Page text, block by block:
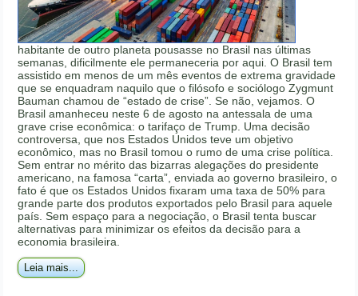
habitante de outro planeta pousasse no Brasil nas últimas
semanas, dificilmente ele permaneceria por aqui. O Brasil tem
assistido em menos de um mês eventos de extrema gravidade
que se enquadram naquilo que o filósofo e sociólogo Zygmunt
Bauman chamou de “estado de crise”. Se não, vejamos. O
Brasil amanheceu neste 6 de agosto na antessala de uma
grave crise econômica: o tarifaço de Trump. Uma decisão
controversa, que nos Estados Unidos teve um objetivo
econômico, mas no Brasil tomou o rumo de uma crise política.
Sem entrar no mérito das bizarras alegações do presidente
americano, na famosa “carta”, enviada ao governo brasileiro, o
fato é que os Estados Unidos fixaram uma taxa de 50% para
grande parte dos produtos exportados pelo Brasil para aquele
país. Sem espaço para a negociação, o Brasil tenta buscar
alternativas para minimizar os efeitos da decisão para a
economia brasileira.
Leia mais...